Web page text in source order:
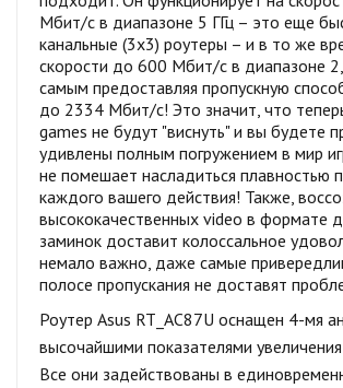
Мбит/с в диапазоне 5 ГГц – это еще
канальные (3х3) роутеры – и в то же
скорости до 600 Мбит/с в диапазоне
самым предоставляя пропускную
до 2334 Мбит/с! Это значит, что
games не будут "виснуть" и вы будете
удивлены полным погружением в мир
не помешает насладиться плавностью
каждого вашего действия! Также,
высококачественных video в формате
заминок доставит колоссальное
немало важно, даже самые
полосе пропускания не доставят
Роутер Asus RT_AC87U оснащен 4-мя
высочайшими показателями
Все они задействованы в